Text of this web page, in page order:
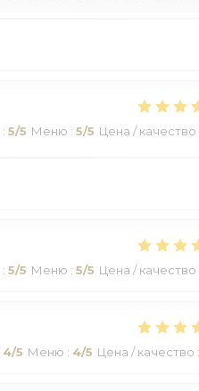
: 5/5 Меню : 5/5 Цена / качество
: 5/5 Меню : 5/5 Цена / качество
4/5 Меню : 4/5 Цена / качество :